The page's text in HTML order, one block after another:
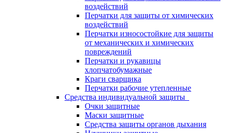
воздействий
Перчатки для защиты от химических
воздействий
Перчатки износостойкие для защиты
от механических и химических
повреждений
Перчатки и рукавицы
хлопчатобумажные
Краги сварщика
Перчатки рабочие утепленные
Средства индивидуальной защиты
Очки защитные
Маски защитные
Средства защиты органов дыхания